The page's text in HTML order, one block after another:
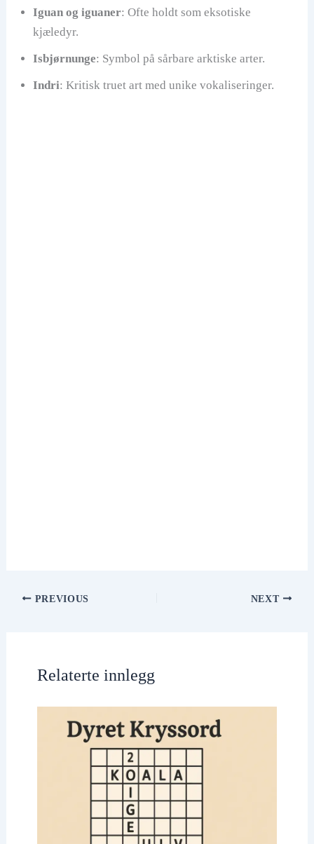
Iguan og iguaner: Ofte holdt som eksotiske
kjæledyr.
Isbjørnunge: Symbol på sårbare arktiske arter.
Indri: Kritisk truet art med unike vokaliseringer.
PREVIOUS NEXT
Relaterte innlegg